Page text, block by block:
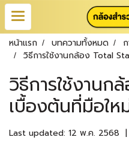
หน้าแรก บทความทั้งหมด
วิธีการใช้งานกล้อง Total
วิธีการใช้งานก
เบื้องต้นที่มือให
Last updated: 12 พ.ค. 2568 |